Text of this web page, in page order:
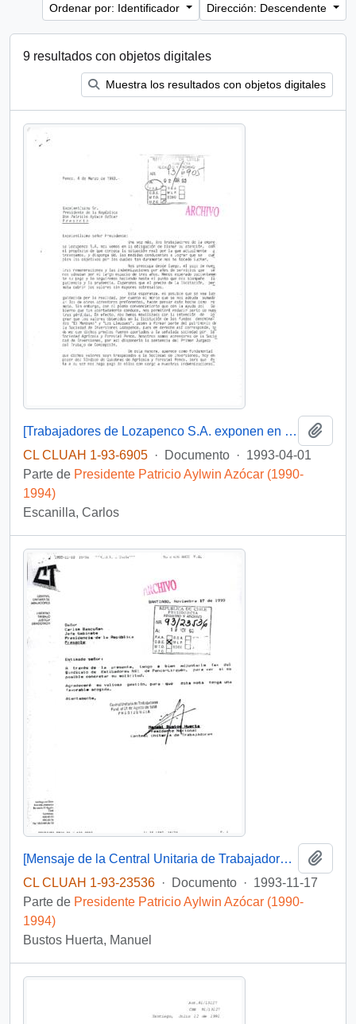
Ordenar por: Identificador
Dirección: Descendente
9 resultados con objetos digitales
Muestra los resultados con objetos digitales
[Trabajadores de Lozapenco S.A. exponen en relación pago de remuneraciones e indemnizaciones y solicitan gestión]
CL CLUAH 1-93-6905 · Documento · 1993-04-01
Parte de Presidente Patricio Aylwin Azócar (1990-
1994)
Escanilla, Carlos
[Mensaje de la Central Unitaria de Trabajadores dirigido al Jefe de Gabinete Presidencial, mediante el cual adjunta solicitud del Sindicato de Estibadores N° 1 de Penco-Lirquén]
CL CLUAH 1-93-23536 · Documento · 1993-11-17
Parte de Presidente Patricio Aylwin Azócar (1990-
1994)
Bustos Huerta, Manuel